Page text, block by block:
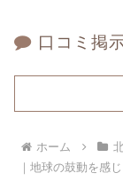
口コミ掲
ホーム
｜地球の鼓動を感